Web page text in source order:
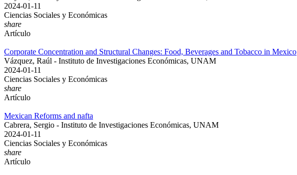
2024-01-11
Ciencias Sociales y Económicas
share
Artículo
Corporate Concentration and Structural Changes: Food, Beverages and Tobacco in Mexico
Vázquez, Raúl - Instituto de Investigaciones Económicas, UNAM
2024-01-11
Ciencias Sociales y Económicas
share
Artículo
Mexican Reforms and nafta
Cabrera, Sergio - Instituto de Investigaciones Económicas, UNAM
2024-01-11
Ciencias Sociales y Económicas
share
Artículo